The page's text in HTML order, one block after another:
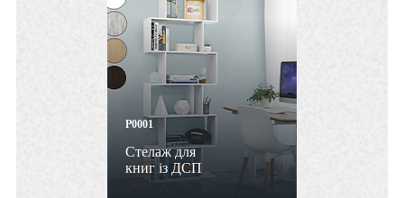
P0001
Стелаж для
книг із ДСП